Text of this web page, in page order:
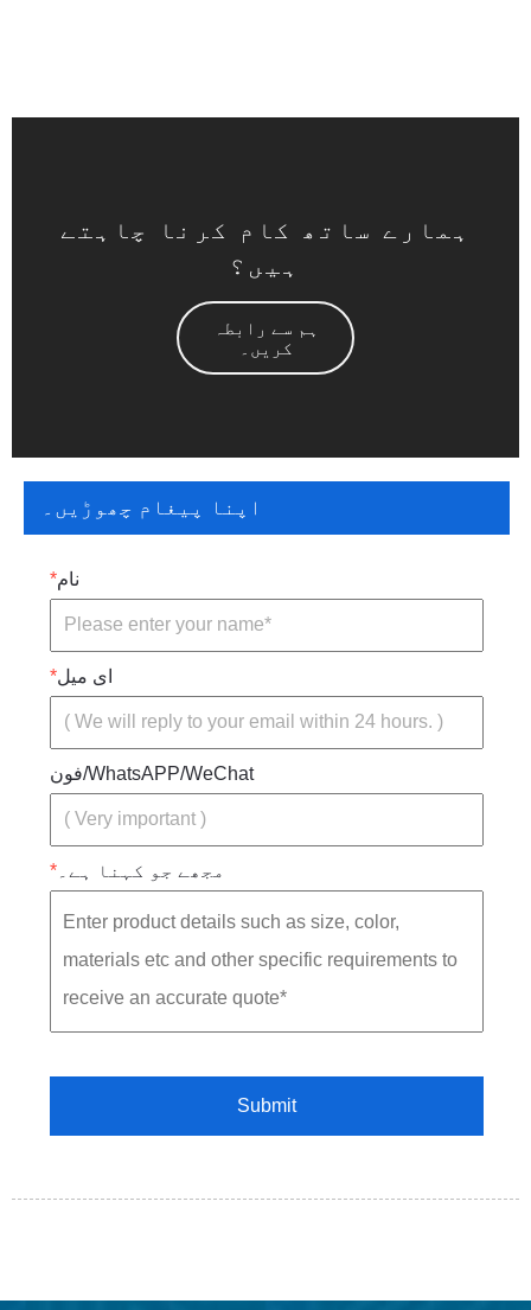
ہمارے ساتھ کام کرنا چاہتے
ہیں؟
ہم سے رابطہ
کریں۔
اپنا پیغام چھوڑیں۔
*نام
*ای میل
فون/WhatsAPP/WeChat
* مجھے جو کہنا ہے۔